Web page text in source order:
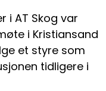
i AT Skog var
i Kristiansand
et styre som
tidligere i